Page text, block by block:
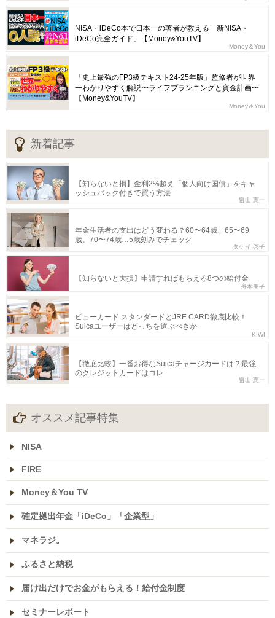
NISA・iDeCo本で日本一の著者が教える「新NISA・
iDeCo完全ガイド」【Money&YouTV】
Money＆You
「史上最強のFP3級テキスト24-25年版」監修者が世界
一わかりやすく解説〜ライフプランニングと資金計画〜
【Money&YouTV】
Money＆You
新着記事
【知らないと損】金利2%超え「個人向け国債」をキャ
ッシュバック付きで買う方法
畠山 憲一
年金生活者の支出はどう変わる？60〜64歳、65〜69
歳、70〜74歳…5歳刻みでチェック
タケイ 啓子
【知らないと大損】申請すればもらえる8つの給付金
舟本美子
ビューカード スタンダードとJRE CARD徹底比較！
Suicaユーザーはどっちを選ぶべきか
KIWI
【徹底比較】一番お得なSuicaチャージカードは？最強
のクレジットカードはコレ
畠山 憲一
オススメ記事特集
NISA
FIRE
Money＆You TV
確定拠出年金「iDeCo」「企業型」
マネラジ。
ふるさと納税
届け出だけでお金がもらえる！給付金制度
セミナーレポート